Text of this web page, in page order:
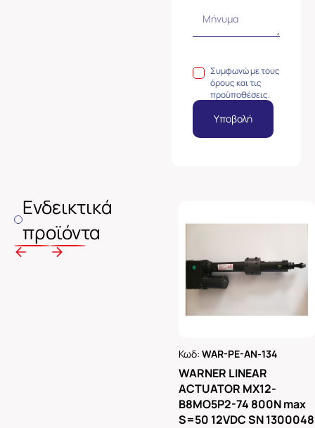
Συμφωνώ με τους
όρους και τις
προϋποθέσεις.
Υποβολή
Ενδεικτικά
προϊόντα
Κωδ:WAR-PE-AN-134
WARNER LINEAR
ACTUATOR MX12-
B8MO5P2-74 800N max
S=50 12VDC SN 1300048